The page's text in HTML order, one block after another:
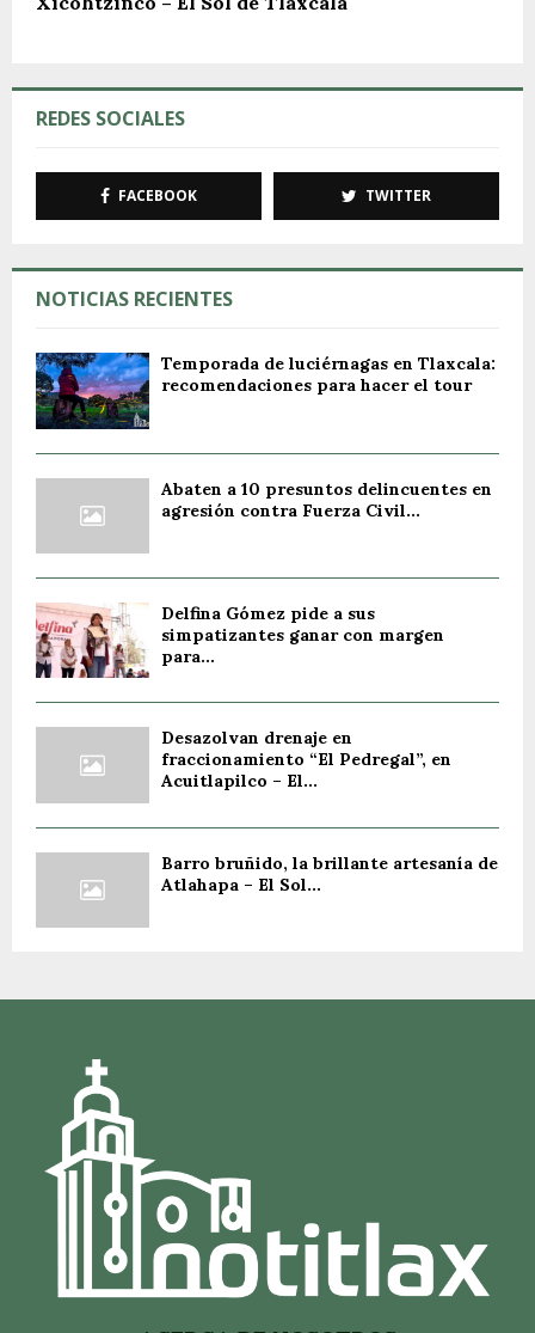
REDES SOCIALES
FACEBOOK TWITTER
NOTICIAS RECIENTES
Temporada de luciérnagas en Tlaxcala:
recomendaciones para hacer el tour
Abaten a 10 presuntos delincuentes en
agresión contra Fuerza Civil...
Delfina Gómez pide a sus
simpatizantes ganar con margen
para...
Desazolvan drenaje en
fraccionamiento “El Pedregal”, en
Acuitlapilco – El...
Barro bruñido, la brillante artesanía de
Atlahapa – El Sol...